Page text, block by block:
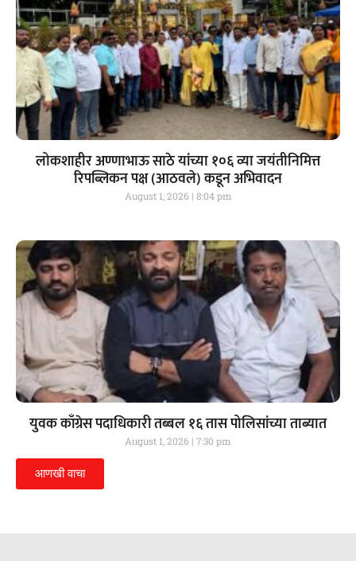
लोकशाहीर अण्णाभाऊ साठे यांच्या १०६ व्या जयंतीनिमित्त
रिपब्लिकन पक्ष (आठवले) कडून अभिवादन
August 1, 2026 8:04 pm
युवक काँग्रेस पदाधिकारी तब्बल १६ तास पोलिसांच्या ताब्यात
August 1, 2026 7:30 pm
आणखी वाचा